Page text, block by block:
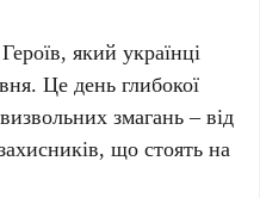
, який українці
. Це день глибокої
змагань – від
що стоять на